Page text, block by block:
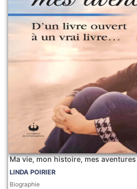
Ma vie, mon histoire, mes aventures
LINDA POIRIER
Biographie